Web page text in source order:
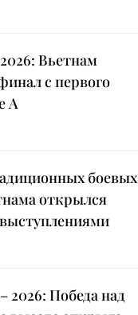
Вьетнам
с первого
A
боевых
открылся
2026: Победа над